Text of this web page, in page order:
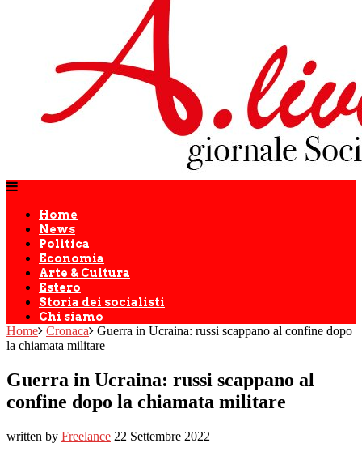
Home
News
Politica
Economia
Arte & Cultura
Estero
Storia dei socialisti
Chi siamo
Home Cronaca
Guerra in Ucraina: russi scappano al confine dopo
la chiamata militare
Guerra in Ucraina: russi scappano al
confine dopo la chiamata militare
written by Freelance 22 Settembre 2022